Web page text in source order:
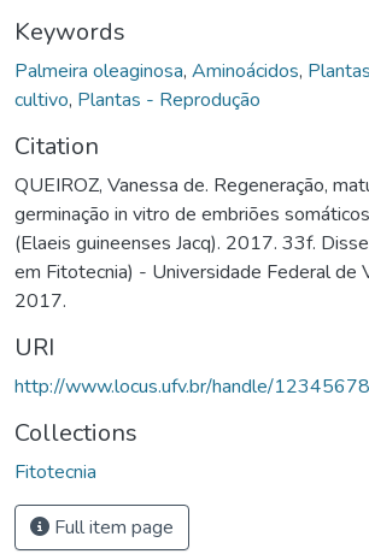
Keywords
Palmeira oleaginosa, Aminoácidos,
cultivo, Plantas - Reprodução
Citation
QUEIROZ, Vanessa de. Regeneração,
germinação in vitro de embriões
(Elaeis guineenses Jacq). 2017. 33f.
em Fitotecnia) - Universidade Federal de
2017.
URI
http://www.locus.ufv.br/handle/
Collections
Fitotecnia
Full item page